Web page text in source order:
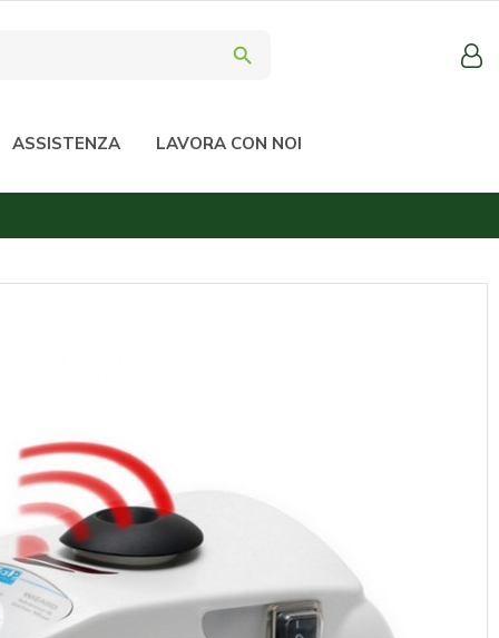
search
ASSISTENZA LAVORA CON NOI